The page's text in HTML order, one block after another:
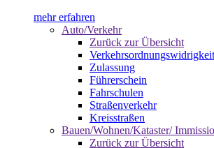
mehr erfahren
Auto/Verkehr
Zurück zur Übersicht
Zulassung
Führerschein
Fahrschulen
Straßenverkehr
Kreisstraßen
Bauen/Wohnen/Kataster/
Zurück zur Übersicht